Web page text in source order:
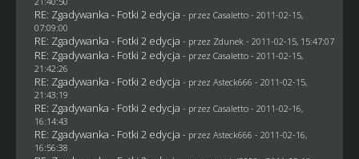
RE: Zgadywanka - Fotki 2 edycja - przez Casaletto- 2011-02-15,
07:09:00
RE: Zgadywanka - Fotki 2 edycja - przez Zdunek - 2011-02-15, 15:47:07
RE: Zgadywanka - Fotki 2 edycja - przez Casaletto- 2011-02-15,
21:42:26
RE: Zgadywanka - Fotki 2 edycja - przez Asteck666 - 2011-02-15,
21:43:19
RE: Zgadywanka - Fotki 2 edycja - przez Casaletto- 2011-02-16,
16:14:43
RE: Zgadywanka - Fotki 2 edycja - przez Asteck666 - 2011-02-16,
16:56:38